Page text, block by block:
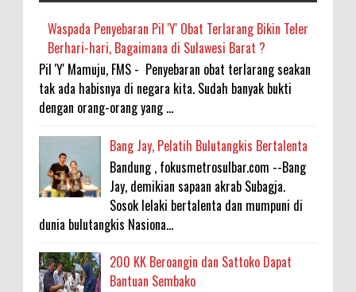
Waspada Penyebaran Pil 'Y' Obat Terlarang Bikin Teler
Berhari-hari, Bagaimana di Sulawesi Barat ?
Pil 'Y' Mamuju, FMS - Penyebaran obat terlarang seakan
tak ada habisnya di negara kita. Sudah banyak bukti
dengan orang-orang yang ...
Bang Jay, Pelatih Bulutangkis Bertalenta
Bandung , fokusmetrosulbar.com --Bang
Jay, demikian sapaan akrab Subagja.
Sosok lelaki bertalenta dan mumpuni di
dunia bulutangkis Nasiona...
200 KK Beroangin dan Sattoko Dapat
Bantuan Sembako